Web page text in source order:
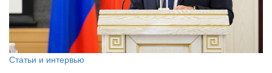
Статьи и интервью